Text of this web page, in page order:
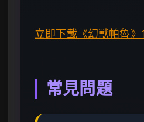
立即下載《幻獸帕魯
常見問題